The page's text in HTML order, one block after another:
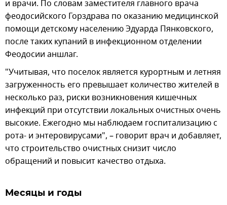
и врачи. По словам заместителя главного врача
феодосийского Горздрава по оказанию медицинской
помощи детскому населению Эдуарда Пянковского,
после таких купаний в инфекционном отделении
Феодосии аншлаг.
"Учитывая, что поселок является курортным и летняя
загруженность его превышает количество жителей в
несколько раз, риски возникновения кишечных
инфекций при отсутствии локальных очистных очень
высокие. Ежегодно мы наблюдаем госпитализацию с
рота- и энтеровирусами", – говорит врач и добавляет,
что строительство очистных снизит число
обращений и повысит качество отдыха.
Месяцы и годы